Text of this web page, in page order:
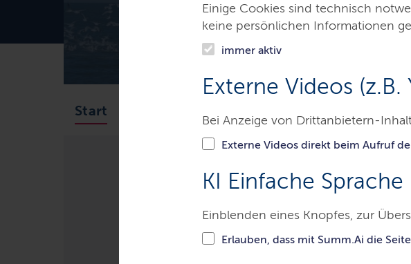
Einige Cookies sind technisch
keine persönlichen Informationen
immer aktiv
Externe Videos
Bei Anzeige von Drittanbietern-
Externe Videos direkt beim Aufruf
KI Einfache Sprache
Einblenden eines Knopfes, zur
Erlauben, dass mit Summ.Ai die
Start
Küste, Wasser & Meer Fischerei
Vorübergehende